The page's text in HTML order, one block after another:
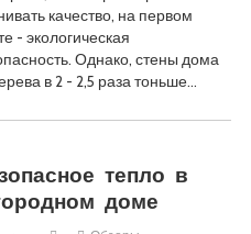
качество, на первом
- экологическая
Однако, стены дома
в 2 - 2,5 раза тоньше…
тепло в
доме